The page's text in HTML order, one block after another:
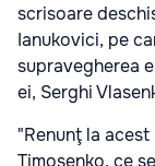
scrisoare
Ianukovici, pe
supravegherea
ei, Serghi
"Renunţ la
Timoşenko, ce